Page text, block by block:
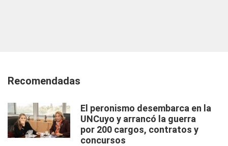
Recomendadas
El peronismo desembarca en la
UNCuyo y arrancó la guerra
por 200 cargos, contratos y
concursos